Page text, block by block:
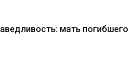
мать погибшего